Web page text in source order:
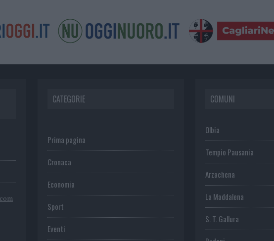
CATEGORIE
Prima pagina
Cronaca
Economia
Sport
Eventi
COMUNI
Olbia
Tempio Pausania
Arzachena
La Maddalena
S. T. Gallura